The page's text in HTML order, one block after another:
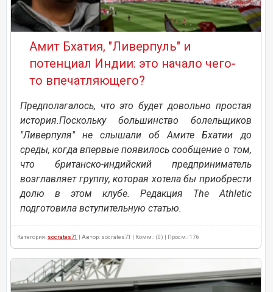
Амит Бхатия, "Ливерпуль" и
потенциал Индии: это начало чего-
то впечатляющего?
Предполагалось, что это будет довольно простая
история.Поскольку большинство болельщиков
"Ливерпуля" не слышали об Амите Бхатии до
среды, когда впервые появилось сообщение о том,
что британско-индийский предприниматель
возглавляет группу, которая хотела бы приобрести
долю в этом клубе. Редакция The Athletic
подготовила вступительную статью.
Категория: socrates71 | Автор: socrates71 | Комм.: (0) | Просм.: 176